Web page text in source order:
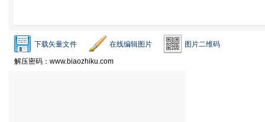
下载矢量文件 在线编辑图片 图片二维码
解压密码：www.biaozhiku.com